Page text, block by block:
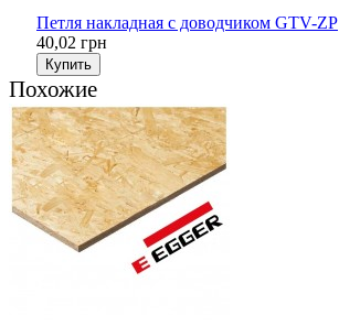
Петля накладная с доводчиком GTV-ZP
40,02 грн
Купить
Похожие